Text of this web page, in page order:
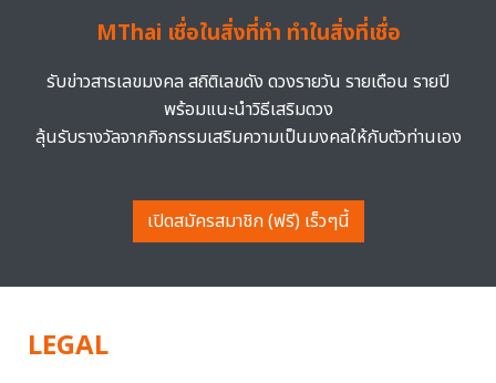
MThai เชื่อในสิ่งที่ทำ ทำในสิ่งที่เชื่อ
รับข่าวสารเลขมงคล สถิติเลขดัง ดวงรายวัน รายเดือน รายปี
พร้อมแนะนำวิธีเสริมดวง
ลุ้นรับรางวัลจากกิจกรรมเสริมความเป็นมงคลให้กับตัวท่านเอง
เปิดสมัครสมาชิก (ฟรี) เร็วๆนี้
LEGAL